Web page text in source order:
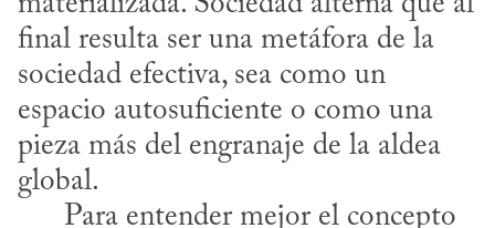
final resulta ser una metáfora de la
sociedad efectiva, sea como un
espacio autosuficiente o como una
pieza más del engranaje de la aldea
global.